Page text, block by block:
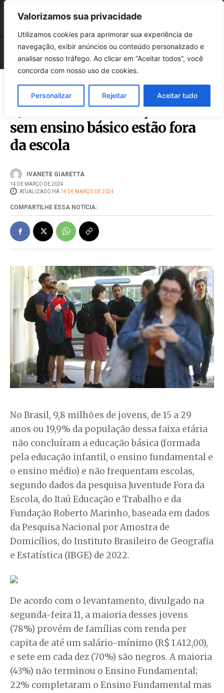
Valorizamos sua privacidade
Utilizamos cookies para aprimorar sua experiência de
navegação, exibir anúncios ou conteúdo personalizado e
analisar nosso tráfego. Ao clicar em “Aceitar todos”, você
concorda com nosso uso de cookies.
Personalizar Rejeitar Aceitar tudo
Quase 10 milhões de jovens
sem ensino básico estão fora
da escola
IVANETE GIARETTA
14 DE MARÇO DE 2024
ATUALIZADO HÁ 14 DE MARÇO DE 2024
COMPARTILHE ESSA NOTÍCIA:
No Brasil, 9,8 milhões de jovens, de 15 a 29
anos ou 19,9% da população dessa faixa etária
não concluíram a educação básica (formada
pela educação infantil, o ensino fundamental e
o ensino médio) e não frequentam escolas,
segundo dados da pesquisa Juventude Fora da
Escola, do Itaú Educação e Trabalho e da
Fundação Roberto Marinho, baseada em dados
da Pesquisa Nacional por Amostra de
Domicílios, do Instituto Brasileiro de Geografia
e Estatística (IBGE) de 2022.
De acordo com o levantamento, divulgado na
segunda-feira 11, a maioria desses jovens
(78%) provém de famílias com renda per
capita de até um salário-mínimo (R$ 1.412,00),
e sete em cada dez (70%) são negros. A maioria
(43%) não terminou o Ensino Fundamental;
22% completaram o Ensino Fundamental mas